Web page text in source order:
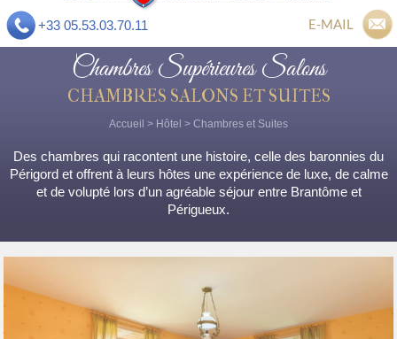
+33 05.53.03.70.11 E-MAIL
Chambres Supérieures Salons
CHAMBRES SALONS ET SUITES
Accueil > Hôtel > Chambres et Suites
Des chambres qui racontent une histoire, celle des baronnies du
Périgord et offrent à leurs hôtes une expérience de luxe, de calme
et de volupté lors d’un agréable séjour entre Brantôme et
Périgueux.